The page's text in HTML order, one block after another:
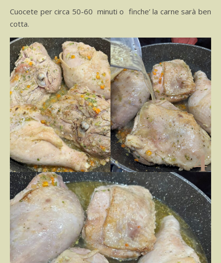
Cuocete per circa 50-60 minuti o finche’ la carne sarà ben
cotta.